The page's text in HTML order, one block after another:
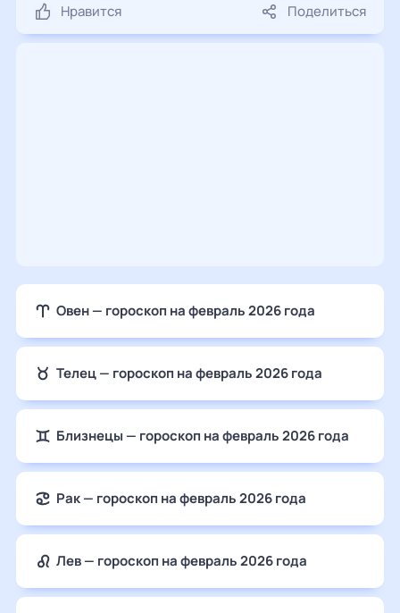
Нравится Поделиться
Овен — гороскоп на февраль 2026 года
Телец — гороскоп на февраль 2026 года
Близнецы — гороскоп на февраль 2026 года
Рак — гороскоп на февраль 2026 года
Лев — гороскоп на февраль 2026 года